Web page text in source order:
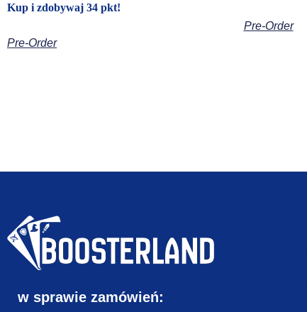
Kup i zdobywaj 34 pkt!
Pre-Order
Pre-Order
w sprawie zamówień: